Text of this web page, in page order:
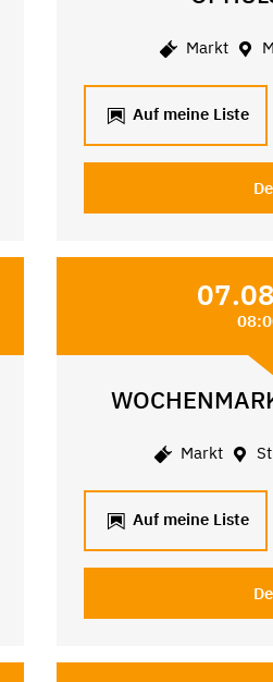
Markt
Auf meine Liste
Markt
Auf meine Liste